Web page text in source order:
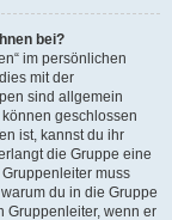
bei?
im persönlichen
mit der
sind allgemein
geschlossen
ist, kannst du ihr
die Gruppe eine
muss
du in die Gruppe
Gruppenleiter, wenn er